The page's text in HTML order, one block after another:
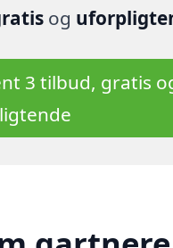
og
3 tilbud, gratis